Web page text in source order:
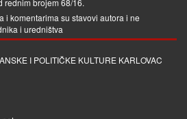
i komentarima su stavovi autora i ne
i uredništva
I POLITIČKE KULTURE KARLOVAC